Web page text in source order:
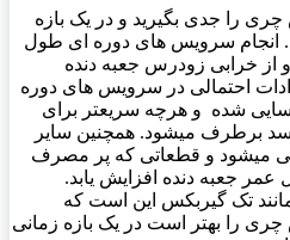
را جدی بگیرید و در یک بازه
انجام سرویس های دوره ای طول
از خرابی زودرس جعبه دنده
احتمالی در سرویس های دوره
شده و هرچه سریعتر برای
برطرف میشود. همچنین سایر
میشود و قطعاتی که پر مصرف
جعبه دنده افزایش یابد.
تک گیربکس این است که
را بهتر است در یک بازه زمانی